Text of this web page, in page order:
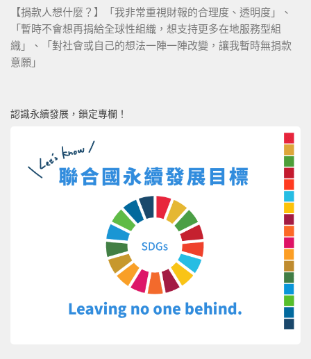
【捐款人想什麼？】「我非常重視財報的合理度、透明度」、
「暫時不會想再捐給全球性組織，想支持更多在地服務型組
織」、「對社會或自己的想法一陣一陣改變，讓我暫時無捐款
意願」
認識永續發展，鎖定專欄！